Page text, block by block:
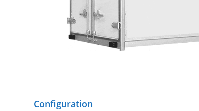
Configuration